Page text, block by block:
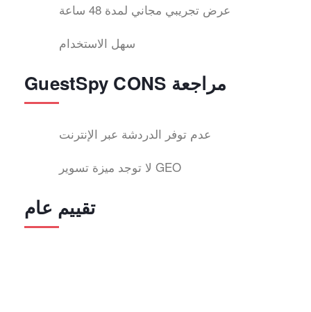
عرض تجريبي مجاني لمدة 48 ساعة
سهل الاستخدام
GuestSpy CONS مراجعة
عدم توفر الدردشة عبر الإنترنت
لا توجد ميزة تسوير GEO
تقييم عام